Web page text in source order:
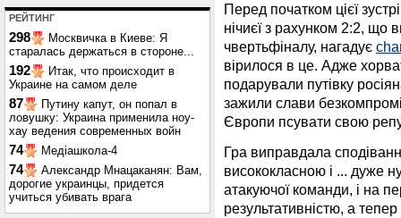
РЕЙТИНГ
298
Москвичка в Киеве: Я
старалась держаться в стороне...
192
Итак, что происходит в
Украине на самом деле
87
Путину капут, он попал в
ловушку: Украина применила ноу-
хау ведения современных войн
74 Медіашкола-4
74
Александр Мнацаканян: Вам,
дорогие украинцы, придется
учиться убивать врага
Перед початком цієї
нічиєї з рахунком 2:2, що
чвертьфіналу, нагадує
вірилося в це. Адже
подарували путівку
зажили слави
Європи псувати свою
Гра виправдала
висококласною і ... дуже
атакуючої команди, і на
результативністю, а